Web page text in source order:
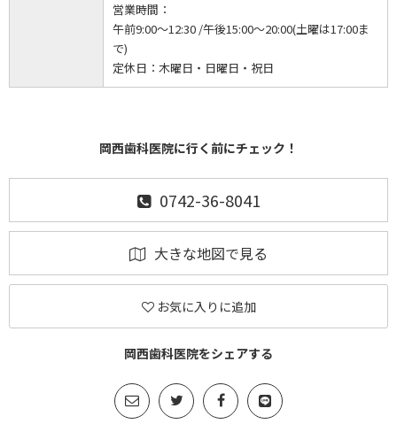
営業時間：
午前9:00～12:30 /午後15:00～20:00(土曜は17:00ま
で)
定休日： 木曜日・日曜日・祝日
岡西歯科医院に行く前にチェック！
0742-36-8041
大きな地図で見る
お気に入りに追加
岡西歯科医院をシェアする